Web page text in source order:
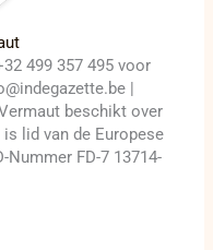
499 357 495 voor
|
beschikt over
lid van de Europese
FD-7 13714-